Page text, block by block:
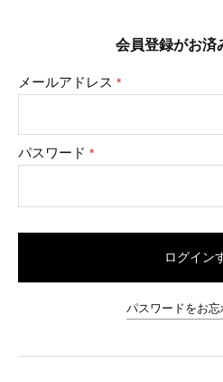
会員登録がお済
メールアドレス
(必
パスワード
(必
ログイン
パスワードをお忘